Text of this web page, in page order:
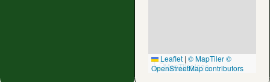
Leaflet | © MapTiler©
OpenStreetMap contributors